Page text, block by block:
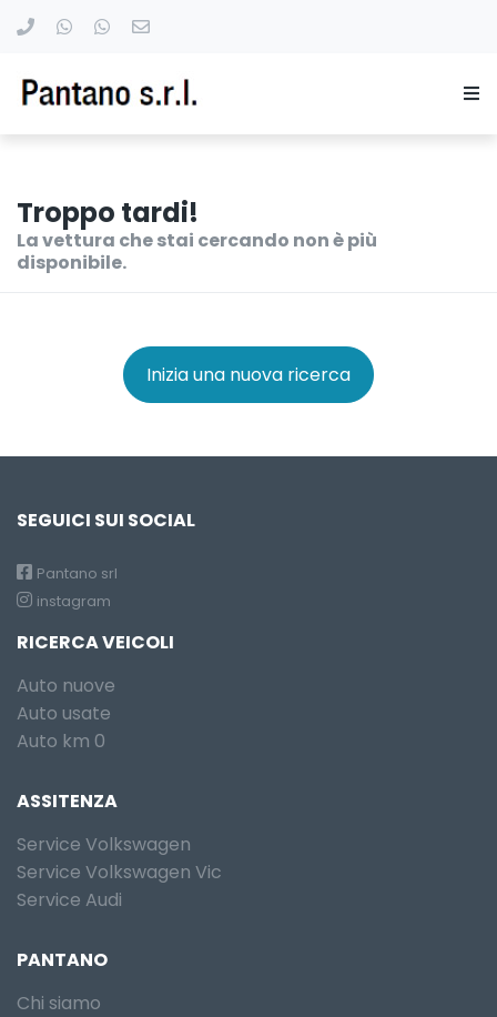
Troppo tardi!
La vettura che stai cercando non è più
disponibile.
Inizia una nuova ricerca
SEGUICI SUI SOCIAL
Pantano srl
instagram
RICERCA VEICOLI
Auto nuove
Auto usate
Auto km 0
ASSITENZA
Service Volkswagen
Service Volkswagen Vic
Service Audi
PANTANO
Chi siamo